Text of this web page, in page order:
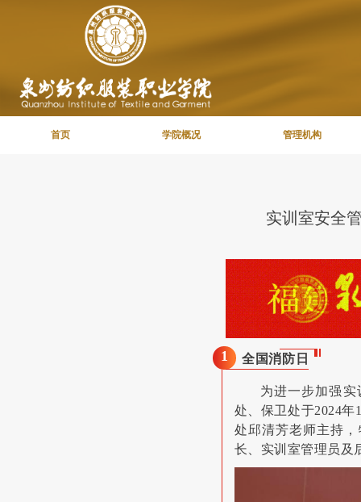
首页 学院概况 管理机构
实训室安全
1 全国消防日
为进一步加强
处、保卫处于2024
处邱清芳老师主持
长、实训室管理员及